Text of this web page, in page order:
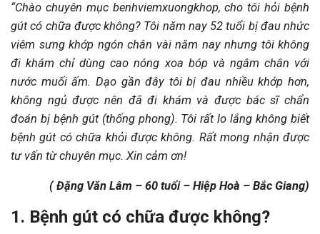
“Chào chuyên mục benhviemxuongkhop, cho tôi hỏi bệnh
gút có chữa được không? Tôi năm nay 52 tuổi bị đau nhức
viêm sưng khớp ngón chân vài năm nay nhưng tôi không
đi khám chỉ dùng cao nóng xoa bóp và ngâm chân với
nước muối ấm. Dạo gần đây tôi bị đau nhiều khớp hơn,
không ngủ được nên đã đi khám và được bác sĩ chẩn
đoán bị bệnh gút (thống phong). Tôi rất lo lắng không biết
bệnh gút có chữa khỏi được không. Rất mong nhận được
tư vấn từ chuyên mục. Xin cảm ơn!
( Đặng Văn Lâm – 60 tuổi – Hiệp Hoà – Bắc Giang)
1. Bệnh gút có chữa được không?